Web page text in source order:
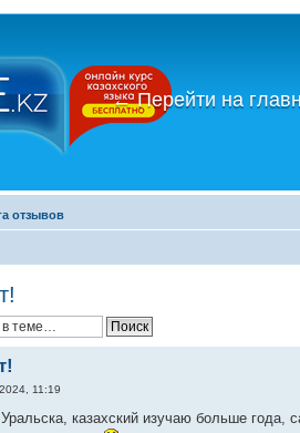
←Перейти на
отзывов
11:19
казахский изучаю больше года,